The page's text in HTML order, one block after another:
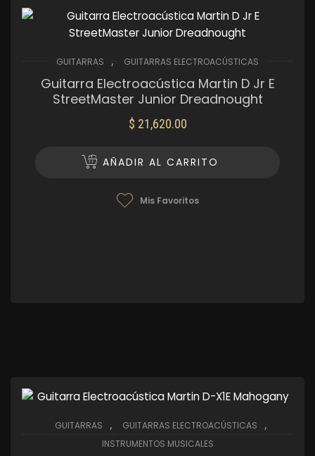
GUITARRAS , GUITARRAS ELECTROACÚSTICAS
Guitarra Electroacústica Martin D Jr E
StreetMaster Junior Dreadnought
$ 21,620.00
AÑADIR AL CARRITO
Mis Favoritos
GUITARRAS , GUITARRAS ELECTROACÚSTICAS ,
INSTRUMENTOS MUSICALES